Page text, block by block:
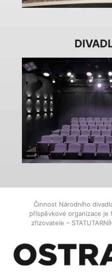
Činnost Národního
příspěvkové organizace je
zřizovatele –